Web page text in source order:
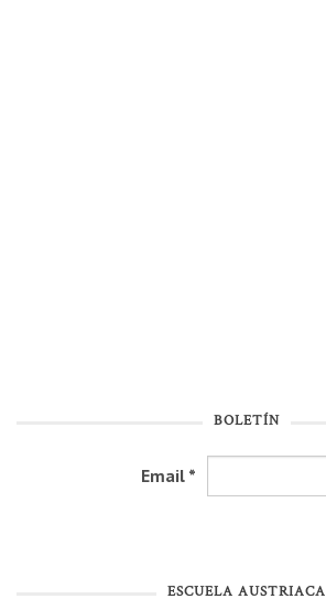
BOLETÍN
Email *
ESCUELA AUSTRIACA